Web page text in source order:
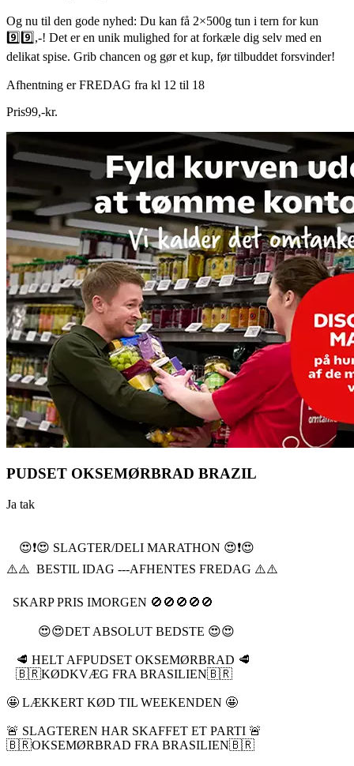
Og nu til den gode nyhed: Du kan få 2×500g tun i tern for kun
9️⃣9️⃣,-! Det er en unik mulighed for at forkæle dig selv med en
delikat spise. Grib chancen og gør et kup, før tilbuddet forsvinder!
Afhentning er FREDAG fra kl 12 til 18
Pris99,-kr.
PUDSET OKSEMØRBRAD BRAZIL
Ja tak
😍❗️😍 SLAGTER/DELI MARATHON 😍❗️😍
⚠️⚠️ BESTIL IDAG ---AFHENTES FREDAG ⚠️⚠️
SKARP PRIS IMORGEN 🚫🚫🚫🚫🚫
😍😍DET ABSOLUT BEDSTE 😍😍
🥩 HELT AFPUDSET OKSEMØRBRAD 🥩
🇧🇷KØDKVÆG FRA BRASILIEN🇧🇷
🤩 LÆKKERT KØD TIL WEEKENDEN 🤩
🚨 SLAGTEREN HAR SKAFFET ET PARTI 🚨
🇧🇷OKSEMØRBRAD FRA BRASILIEN🇧🇷